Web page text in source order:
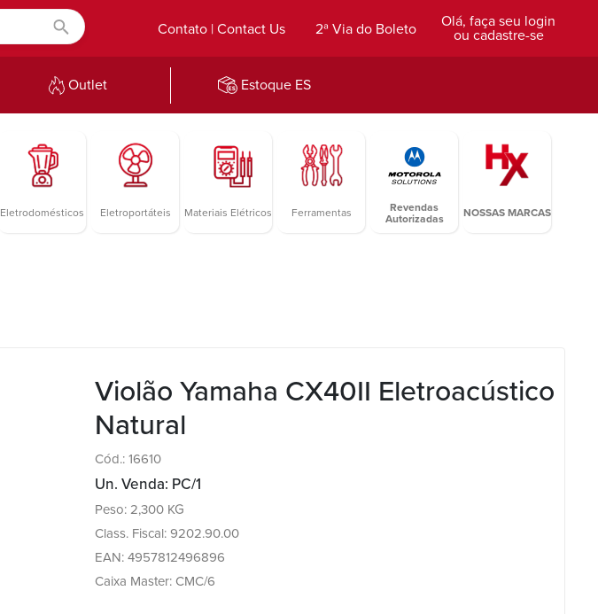
Olá, faça seu login
ou cadastre-se
2ª Via do Boleto
Contato | Contact Us
Outlet Estoque ES
Eletrodomésticos Eletroportáteis Materiais Elétricos Ferramentas
Revendas
Autorizadas
NOSSAS MARCAS
Violão Yamaha CX40II Eletroacústico
Natural
Cód.: 16610
Un. Venda: PC/1
Peso: 2,300 KG
Class. Fiscal: 9202.90.00
EAN: 4957812496896
Caixa Master: CMC/6